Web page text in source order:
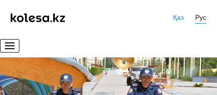
Қаз Рус